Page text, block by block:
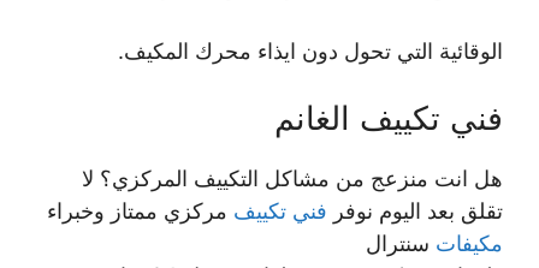
الوقائية التي تحول دون ايذاء محرك المكيف.
فني تكييف الغانم
هل انت منزعج من مشاكل التكييف المركزي؟ لا
تقلق بعد اليوم نوفر فني تكييف مركزي ممتاز وخبراء
مكيفات سنترال